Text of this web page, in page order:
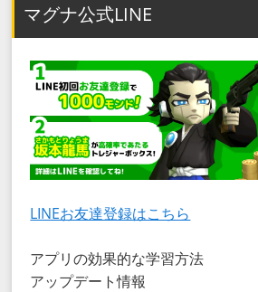
マグナ公式LINE
LINEお友達登録はこちら
アプリの効果的な学習方法
アップデート情報